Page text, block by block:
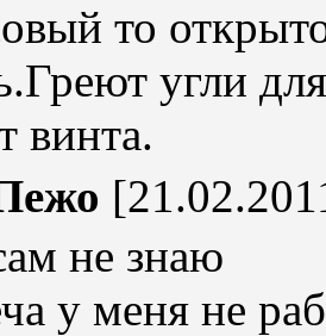
то
угли
винта.
не знаю
у меня не